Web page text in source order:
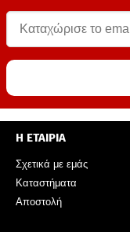
Η ΕΤΑΙΡΙΑ
Σχετικά με εμάς
Καταστήματα
Αποστολή